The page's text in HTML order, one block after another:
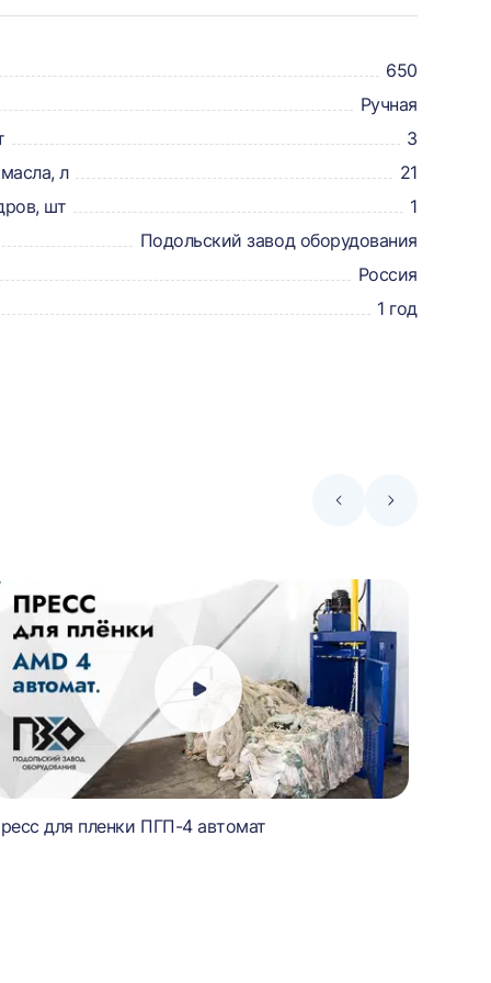
650
Ручная
3
л
21
шт
1
Подольский завод оборудования
Россия
1 год
СтрелкаСтрелка
для пленки ПГП-4 автомат